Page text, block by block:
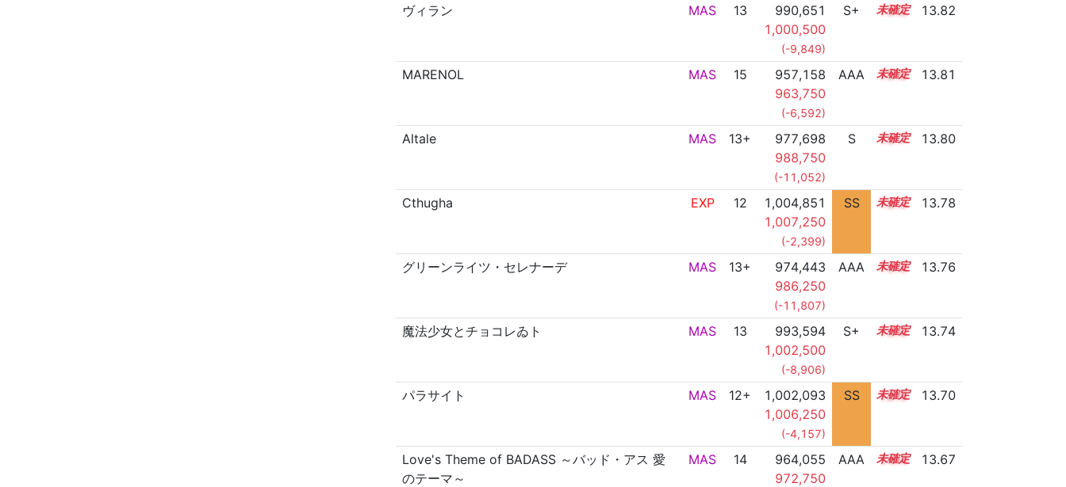
ヴィラン MAS 13
990,651
1,000,500
(-9,849)
S+ 13.2 13.82
MARENOL MAS 15
957,158
963,750
(-6,592)
AAA 15.0 13.81
Altale MAS 13+
977,698
988,750
(-11,052)
S 13.7 13.80
Cthugha EXP 12
1,004,851
1,007,250
(-2,399)
SS 12.3 13.78
グリーンライツ・セレナーデ MAS 13+
974,443
986,250
(-11,807)
AAA 13.8 13.76
魔法少女とチョコレゐト MAS 13
993,594
1,002,500
(-8,906)
S+ 13.0 13.74
パラサイト MAS 12+
1,002,093
1,006,250
(-4,157)
SS 12.5 13.70
Love's Theme of BADASS ～バッド・アス 愛
のテーマ～
MAS 14
964,055
972,750
AAA 14.4 13.67